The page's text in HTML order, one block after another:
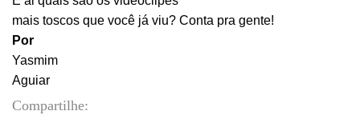
mais toscos que você já viu? Conta pra gente!
Por
Yasmim
Aguiar
Compartilhe: